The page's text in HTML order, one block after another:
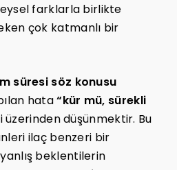
farklarla birlikte
çok katmanlı bir
süresi söz konusu
hata“kür mü, sürekli
üzerinden düşünmektir. Bu
ilaç benzeri bir
beklentilerin